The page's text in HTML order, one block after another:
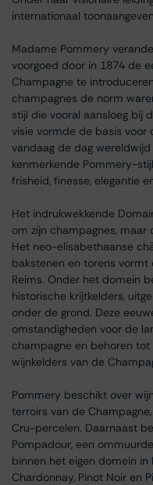
internationaal
Madame Pommery
voorgoed door in 1874 de
Champagne te
champagnes de norm
stijl die vooral aansloeg bij
visie vormde de basis voor
vandaag de dag
kenmerkende Pommery-
frisheid, finesse, elegantie
Het indrukwekkende
om zijn champagnes, maar
Het neo-elisabethaanse
bakstenen en torens vormt
Reims. Onder het domein
historische krijtkelders,
onder de grond. Deze
omstandigheden voor de
champagne en behoren
wijnkelders van de
Pommery beschikt over
terroirs van de
Cru-percelen. Daarnaast
Pompadour, een
binnen het eigen domein in
Chardonnay, Pinot Noir en